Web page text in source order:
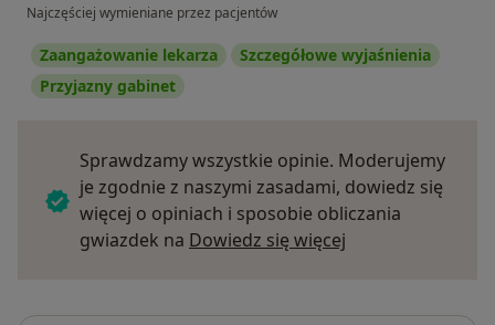
Najczęściej wymieniane przez pacjentów
Zaangażowanie lekarza
Szczegółowe wyjaśnienia
Przyjazny gabinet
Sprawdzamy wszystkie opinie. Moderujemy
je zgodnie z naszymi zasadami, dowiedz się
więcej o opiniach i sposobie obliczania
gwiazdek na Dowiedz się więcej